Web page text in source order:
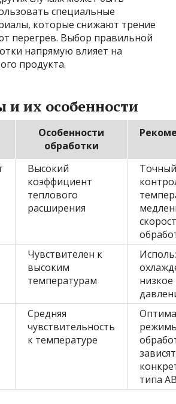
специальные
которые снижают трение
перегрев. Выбор правильной
напрямую влияет на
продукта.
и их особенности
Особенности
обработки
Высокий
коэффициент
теплового
расширения
Чувствителен к
высоким
температурам
низкое
Средняя
чувствительность
к температуре
типа